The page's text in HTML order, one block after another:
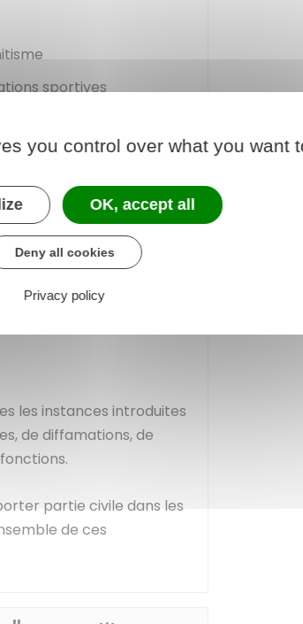
sportives
et à
partie civile
les instances introduites
de diffamations, de
partie civile dans les
de ces
you control over what you want
OK, accept all
Deny all cookies
Privacy policy